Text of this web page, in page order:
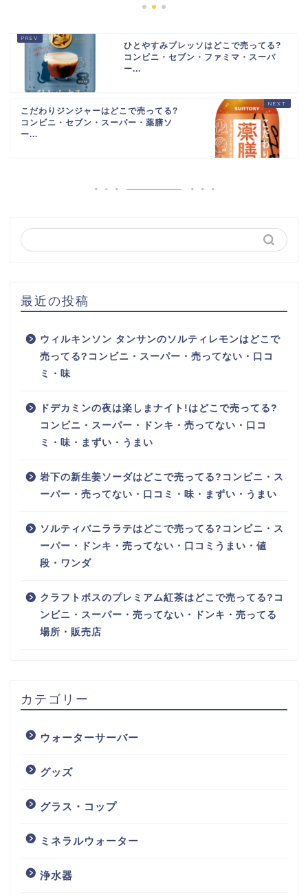
ひとやすみプレッソはどこで売ってる?
コンビニ・セブン・ファミマ・スーパ
ー...
こだわりジンジャーはどこで売ってる?
コンビニ・セブン・スーパー・薬膳ソ
ー...
最近の投稿
ウィルキンソン タンサンのソルティレモンはどこで
売ってる?コンビニ・スーパー・売ってない・口コ
ミ・味
ドデカミンの夜は楽しまナイト!はどこで売ってる?
コンビニ・スーパー・ドンキ・売ってない・口コ
ミ・味・まずい・うまい
岩下の新生姜ソーダはどこで売ってる?コンビニ・ス
ーパー・売ってない・口コミ・味・まずい・うまい
ソルティバニララテはどこで売ってる?コンビニ・ス
ーパー・ドンキ・売ってない・口コミうまい・値
段・ワンダ
クラフトボスのプレミアム紅茶はどこで売ってる?コ
ンビニ・スーパー・売ってない・ドンキ・売ってる
場所・販売店
カテゴリー
ウォーターサーバー
グッズ
グラス・コップ
ミネラルウォーター
浄水器